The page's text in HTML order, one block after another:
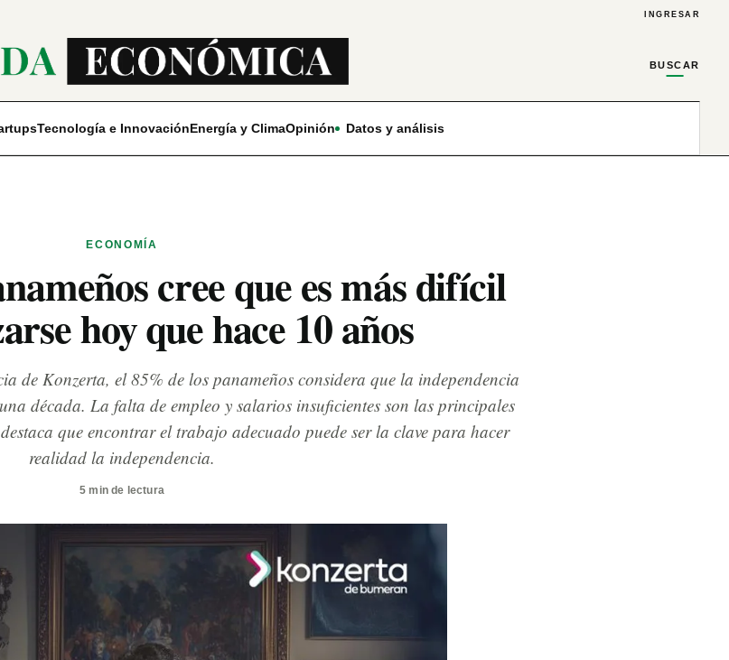
INGRESAR
BUSCAR
Tecnología e InnovaciónEnergía y ClimaOpinión Datos y análisis
ECONOMÍA
cree que es más difícil
hoy que hace 10 años
de Konzerta, el 85% de los panameños considera que la independencia
década. La falta de empleo y salarios insuficientes son las principales
que encontrar el trabajo adecuado puede ser la clave para hacer
realidad la independencia.
5 min de lectura